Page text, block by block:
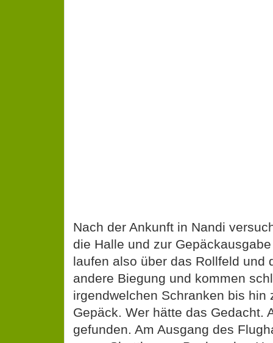
laufen also über das Rollfeld und
andere Biegung und kommen
irgendwelchen Schranken bis hin
Gepäck. Wer hätte das Gedacht.
gefunden. Am Ausgang des
unser Shuttle zum Backpacker
wir bekommen zur Begrüßung